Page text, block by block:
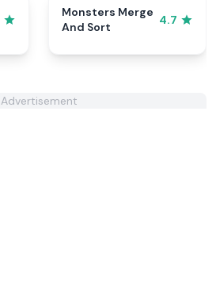
Monsters Merge
And Sort
4.7
Advertisement